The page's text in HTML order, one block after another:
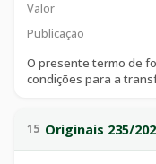
Valor
Publicação
O presente termo de
condições para a
destinados à
prol de pessoas com
15 Originais 235/